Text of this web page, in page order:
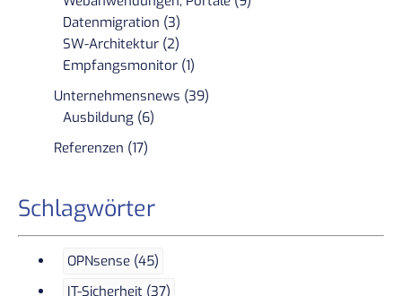
Datenmigration (3)
SW-Architektur (2)
Empfangsmonitor (1)
Unternehmensnews (39)
Ausbildung (6)
Referenzen (17)
Schlagwörter
OPNsense (45)
IT-Sicherheit (37)